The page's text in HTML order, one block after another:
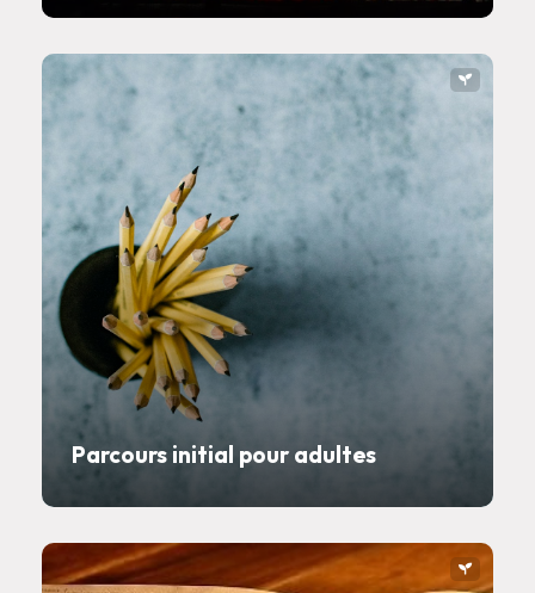
Parcours initial pour adultes